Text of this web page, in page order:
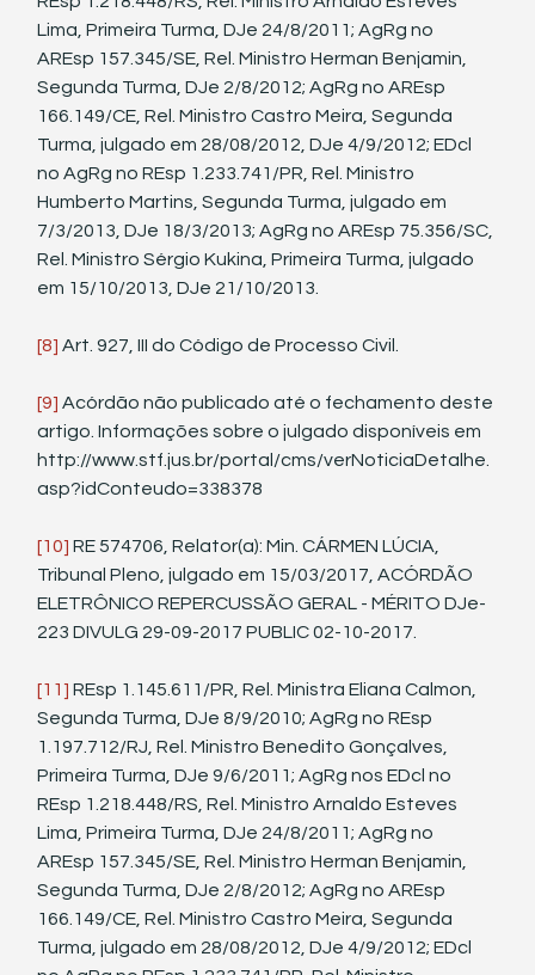
Lima, Primeira Turma, DJe 24/8/2011; AgRg no
AREsp 157.345/SE, Rel. Ministro Herman Benjamin,
Segunda Turma, DJe 2/8/2012; AgRg no AREsp
166.149/CE, Rel. Ministro Castro Meira, Segunda
Turma, julgado em 28/08/2012, DJe 4/9/2012; EDcl
no AgRg no REsp 1.233.741/PR, Rel. Ministro
Humberto Martins, Segunda Turma, julgado em
7/3/2013, DJe 18/3/2013; AgRg no AREsp 75.356/SC,
Rel. Ministro Sérgio Kukina, Primeira Turma, julgado
em 15/10/2013, DJe 21/10/2013.
[8] Art. 927, III do Código de Processo Civil.
[9] Acórdão não publicado até o fechamento deste
artigo. Informações sobre o julgado disponíveis em
http://www.stf.jus.br/portal/cms/verNoticiaDetalhe.
asp?idConteudo=338378
[10] RE 574706, Relator(a): Min. CÁRMEN LÚCIA,
Tribunal Pleno, julgado em 15/03/2017, ACÓRDÃO
ELETRÔNICO REPERCUSSÃO GERAL - MÉRITO DJe-
223 DIVULG 29-09-2017 PUBLIC 02-10-2017.
[11] REsp 1.145.611/PR, Rel. Ministra Eliana Calmon,
Segunda Turma, DJe 8/9/2010; AgRg no REsp
1.197.712/RJ, Rel. Ministro Benedito Gonçalves,
Primeira Turma, DJe 9/6/2011; AgRg nos EDcl no
REsp 1.218.448/RS, Rel. Ministro Arnaldo Esteves
Lima, Primeira Turma, DJe 24/8/2011; AgRg no
AREsp 157.345/SE, Rel. Ministro Herman Benjamin,
Segunda Turma, DJe 2/8/2012; AgRg no AREsp
166.149/CE, Rel. Ministro Castro Meira, Segunda
Turma, julgado em 28/08/2012, DJe 4/9/2012; EDcl